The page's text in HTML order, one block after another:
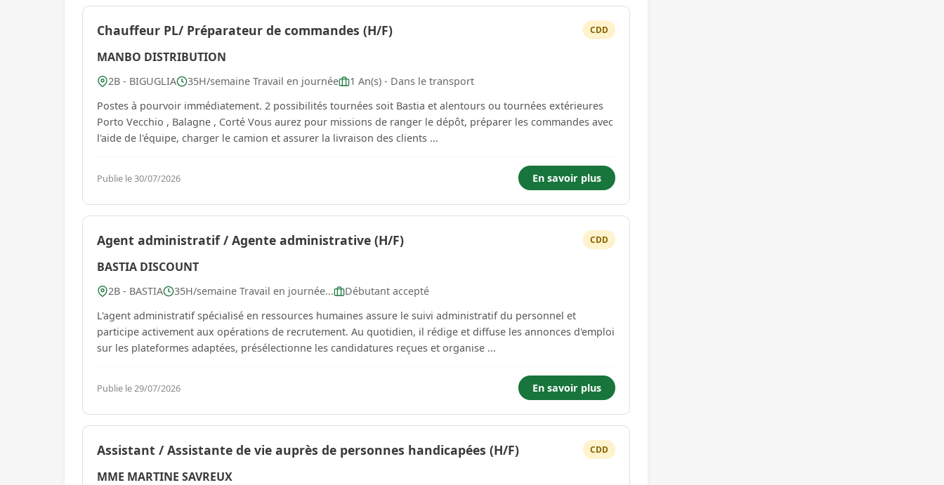
Chauffeur PL/ Préparateur de commandes (H/F) CDD
MANBO DISTRIBUTION
2B - BIGUGLIA 35H/semaine Travail en journée
1 An(s) - Dans le transport
Postes à pourvoir immédiatement. 2 possibilités tournées soit Bastia et alentours ou tournées extérieures
Porto Vecchio , Balagne , Corté Vous aurez pour missions de ranger le dépôt, préparer les commandes avec
l'aide de l'équipe, charger le camion et assurer la livraison des clients ...
Publie le 30/07/2026 En savoir plus
Agent administratif / Agente administrative (H/F) CDD
BASTIA DISCOUNT
2B - BASTIA 35H/semaine Travail en journée...
Débutant accepté
L'agent administratif spécialisé en ressources humaines assure le suivi administratif du personnel et
participe activement aux opérations de recrutement. Au quotidien, il rédige et diffuse les annonces d'emploi
sur les plateformes adaptées, présélectionne les candidatures reçues et organise ...
Publie le 29/07/2026 En savoir plus
Assistant / Assistante de vie auprès de personnes handicapées (H/F) CDD
MME MARTINE SAVREUX